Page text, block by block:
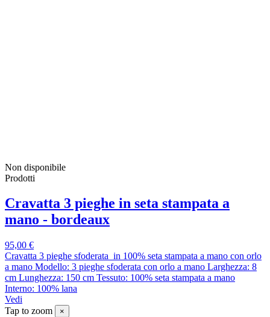
Non disponibile
Prodotti
Cravatta 3 pieghe in seta stampata a
mano - bordeaux
95,00 €
Cravatta 3 pieghe sfoderata in 100% seta stampata a mano con orlo
a mano Modello: 3 pieghe sfoderata con orlo a mano Larghezza: 8
cm Lunghezza: 150 cm Tessuto: 100% seta stampata a mano
Interno: 100% lana
Vedi
Tap to zoom
×